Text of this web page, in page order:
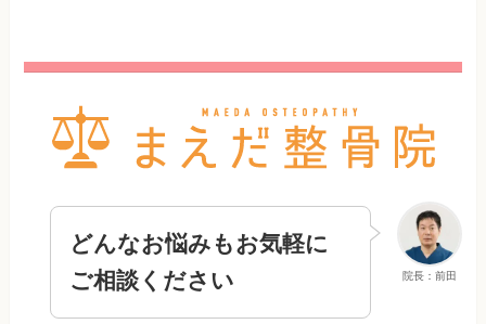
院長：前田
どんなお悩みもお気軽に
ご相談ください